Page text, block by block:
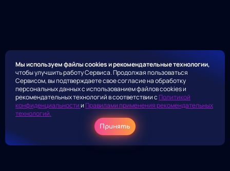
Мы используем файлы cookies и рекомендательные технологии,
чтобы улучшить работу Сервиса. Продолжая пользоваться
Сервисом, вы подтверждаете свое согласие на обработку
персональных данных с использованием файлов cookies и
рекомендательных технологий в соответствии с Политикой
конфиденциальностии Правилами применения рекомендательных
технологий.
Принять